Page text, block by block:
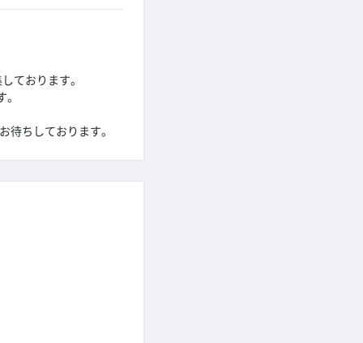
ております。
待ちしております。